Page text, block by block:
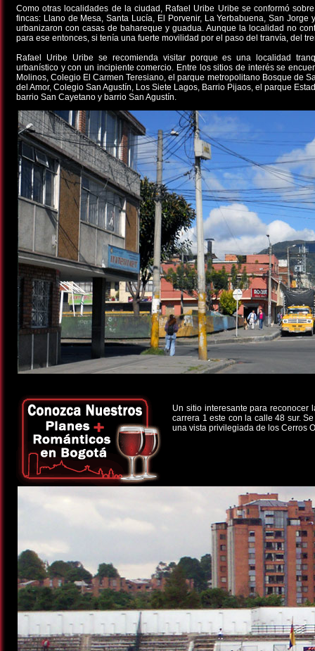
Como otras localidades de la ciudad, Rafael Uribe Uribe se conformó
fincas: Llano de Mesa, Santa Lucía, El Porvenir, La Yerbabuena, San Jorge
urbanizaron con casas de bahareque y guadua. Aunque la localidad no
para ese entonces, si tenía una fuerte movilidad por el paso del tranvía, del
Rafael Uribe Uribe se recomienda visitar porque es una localidad
urbanístico y con un incipiente comercio. Entre los sitios de interés se
Molinos, Colegio El Carmen Teresiano, el parque metropolitano Bosque de
del Amor, Colegio San Agustín, Los Siete Lagos, Barrio Pijaos, el parque
barrio San Cayetano y barrio San Agustín.
Un sitio interesante para reconocer
carrera 1 este con la calle 48 sur.
una vista privilegiada de los Cerros